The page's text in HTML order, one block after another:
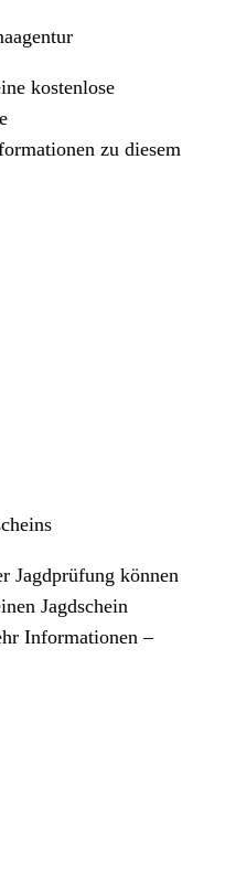
kostenlose
zu diesem
Jagdprüfung können
Jagdschein
Informationen –